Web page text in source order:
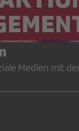
Medien mit